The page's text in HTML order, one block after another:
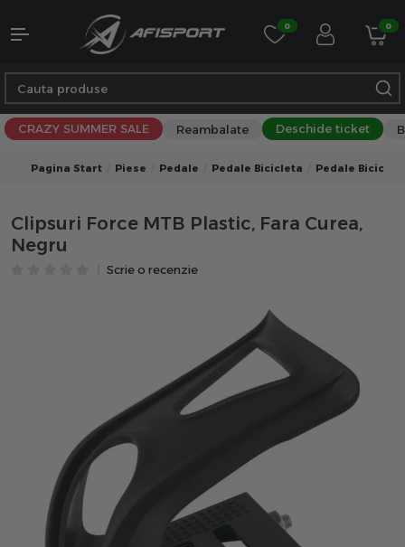
0 0
CRAZY SUMMER SALE Reambalate Deschide ticket
Pagina Start Piese Pedale Pedale Bicicleta Pedale
Clipsuri Force MTB Plastic, Fara Curea,
Negru
Scrie o recenzie